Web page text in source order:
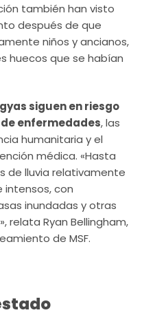
también han visto
después de que
niños y ancianos,
huecos que se habían
siguen en riesgo
enfermedades, las
humanitaria y el
médica. «Hasta
de lluvia relativamente
con
inundadas y otras
relata Ryan Bellingham,
de MSF.